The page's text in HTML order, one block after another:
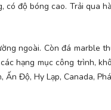
độ bóng cao. Trải qua
ngoài. Còn đá marble
hạng mục công trình,
Độ, Hy Lạp, Canada,